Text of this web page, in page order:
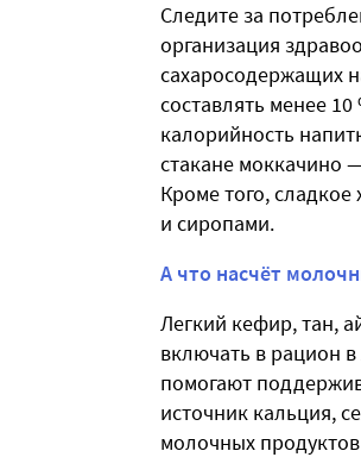
Следите за
организация
сахаросодержащих
составлять менее
калорийность
стакане моккачино
Кроме того,
и сиропами.
А что насчёт
Легкий кефир, тан,
включать в рацион
помогают
источник кальция,
молочных